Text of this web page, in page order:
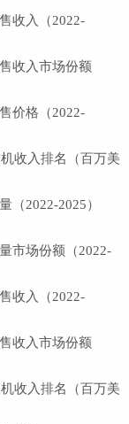
收入（2022-
收入市场份额
价格（2022-
收入排名（百万美
2022-2025）
市场份额（2022-
收入（2022-
收入市场份额
收入排名（百万美